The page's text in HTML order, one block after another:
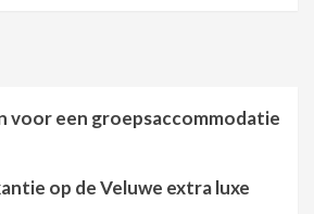
voor een groepsaccommodatie
op de Veluwe extra luxe